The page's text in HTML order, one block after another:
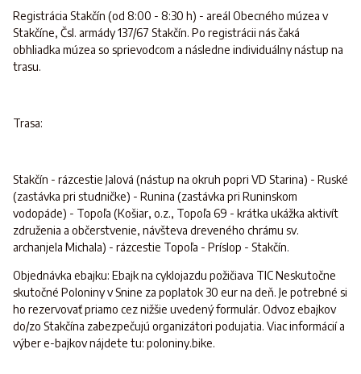
Registrácia Stakčín (od 8:00 - 8:30 h) - areál Obecného múzea v
Stakčíne, Čsl. armády 137/67 Stakčín. Po registrácii nás čaká
obhliadka múzea so sprievodcom a následne individuálny nástup na
trasu.
Trasa:
Stakčín - rázcestie Jalová (nástup na okruh popri VD Starina) - Ruské
(zastávka pri studničke) - Runina (zastávka pri Runinskom
vodopáde) - Topoľa (Košiar, o.z., Topoľa 69 - krátka ukážka aktivít
združenia a občerstvenie, návšteva dreveného chrámu sv.
archanjela Michala) - rázcestie Topoľa - Príslop - Stakčín.
Objednávka ebajku: Ebajk na cyklojazdu požičiava TIC Neskutočne
skutočné Poloniny v Snine za poplatok 30 eur na deň. Je potrebné si
ho rezervovať priamo cez nižšie uvedený formulár. Odvoz ebajkov
do/zo Stakčína zabezpečujú organizátori podujatia. Viac informácií a
výber e-bajkov nájdete tu: poloniny.bike.